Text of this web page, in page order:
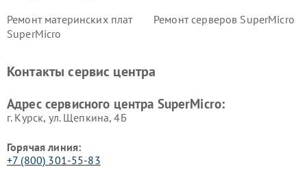
Ремонт материнских плат
SuperMicro
Ремонт серверов SuperMicro
Контакты сервис центра
Адрес сервисного центра SuperMicro:
г. Курск, ул. Щепкина, 4Б
Горячая линия:
+7 (800) 301-55-83